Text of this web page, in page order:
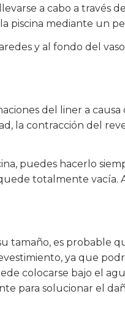
a cabo a través
piscina mediante un
y al fondo del
del liner a causa
la contracción del
puedes hacerlo
totalmente vacía.
tamaño, es probable
ya que
colocarse bajo el
para solucionar el